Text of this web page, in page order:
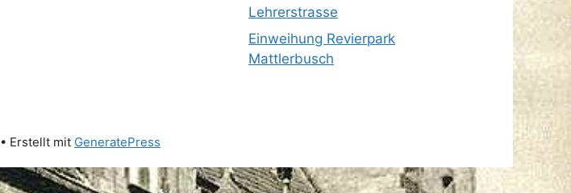
Lehrerstrasse
Einweihung Revierpark
Mattlerbusch
• Erstellt mit GeneratePress